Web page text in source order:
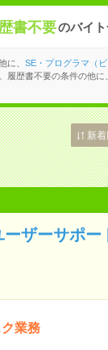
書不要のバイ
に、 SE・プログラマ（
履歴書不要の条件の他に、
新
ザーサポー
業務